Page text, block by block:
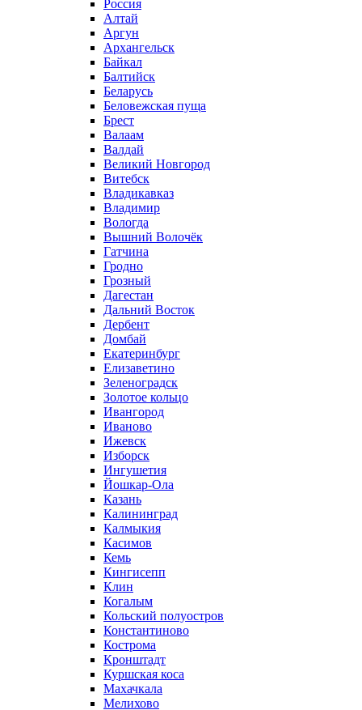
Россия
Алтай
Аргун
Архангельск
Байкал
Балтийск
Беларусь
Беловежская пуща
Брест
Валаам
Валдай
Великий Новгород
Витебск
Владикавказ
Владимир
Вологда
Вышний Волочёк
Гатчина
Гродно
Грозный
Дагестан
Дальний Восток
Дербент
Домбай
Екатеринбург
Елизаветино
Зеленоградск
Золотое кольцо
Ивангород
Иваново
Ижевск
Изборск
Ингушетия
Йошкар-Ола
Казань
Калининград
Калмыкия
Касимов
Кемь
Кингисепп
Клин
Когалым
Кольский полуостров
Константиново
Кострома
Кронштадт
Куршская коса
Махачкала
Мелихово